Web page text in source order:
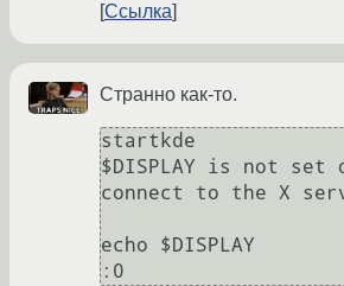
Ссылка
Странно как-то.
startkde
$DISPLAY is not set
connect to the X
echo $DISPLAY